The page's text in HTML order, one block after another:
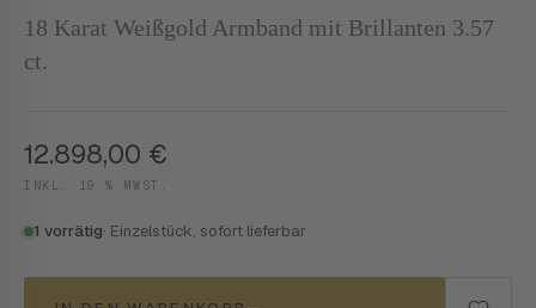
18 Karat Weißgold Armband mit Brillanten 3.57
ct.
12.898,00 €
INKL. 19 % MWST.
1 vorrätig· Einzelstück, sofort lieferbar